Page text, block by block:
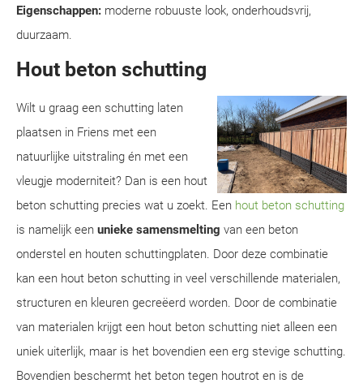
Eigenschappen: moderne robuuste look, onderhoudsvrij,
duurzaam.
Hout beton schutting
Wilt u graag een schutting laten
plaatsen in Friens met een
natuurlijke uitstraling én met een
vleugje moderniteit? Dan is een hout
beton schutting precies wat u zoekt. Een hout beton schutting
is namelijk een unieke samensmelting van een beton
onderstel en houten schuttingplaten. Door deze combinatie
kan een hout beton schutting in veel verschillende materialen,
structuren en kleuren gecreëerd worden. Door de combinatie
van materialen krijgt een hout beton schutting niet alleen een
uniek uiterlijk, maar is het bovendien een erg stevige schutting.
Bovendien beschermt het beton tegen houtrot en is de